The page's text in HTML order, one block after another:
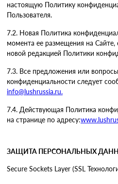
настоящую Политику
Пользователя.
7.2. Новая Политика
момента ее размещения на
новой редакцией Политики
7.3. Все предложения или
конфиденциальности следует
info@lushrussia.ru.
7.4. Действующая Политика
на странице по адресу:
ЗАЩИТА ПЕРСОНАЛЬНЫХ
Secure Sockets Layer (SSL